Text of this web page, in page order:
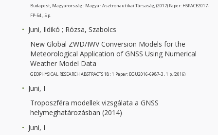
Budapest, Magyarország : Magyar Asztronautikai Társaság, (2017) Paper: HSPACE2017-
FP-54 , 5 p.
Juni, Ildikó ; Rózsa, Szabolcs
New Global ZWD/IWV Conversion Models for the
Meteorological Application of GNSS Using Numerical
Weather Model Data
GEOPHYSICAL RESEARCH ABSTRACTS 18 : 1 Paper: EGU2016-6987-3 , 1 p. (2016)
Juni, I
Troposzféra modellek vizsgálata a GNSS
helymeghatározásban (2014)
Juni, I